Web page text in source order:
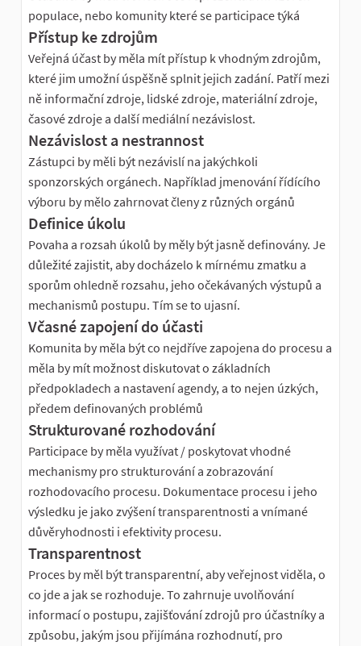
populace, nebo komunity které se participace týká
Přístup ke zdrojům
Veřejná účast by měla mít přístup k vhodným zdrojům,
které jim umožní úspěšně splnit jejich zadání. Patří mezi
ně informační zdroje, lidské zdroje, materiální zdroje,
časové zdroje a další mediální nezávislost.
Nezávislost a nestrannost
Zástupci by měli být nezávislí na jakýchkoli
sponzorských orgánech. Například jmenování řídícího
výboru by mělo zahrnovat členy z různých orgánů
Definice úkolu
Povaha a rozsah úkolů by měly být jasně definovány. Je
důležité zajistit, aby docházelo k mírnému zmatku a
sporům ohledně rozsahu, jeho očekávaných výstupů a
mechanismů postupu. Tím se to ujasní.
Včasné zapojení do účasti
Komunita by měla být co nejdříve zapojena do procesu a
měla by mít možnost diskutovat o základních
předpokladech a nastavení agendy, a to nejen úzkých,
předem definovaných problémů
Strukturované rozhodování
Participace by měla využívat / poskytovat vhodné
mechanismy pro strukturování a zobrazování
rozhodovacího procesu. Dokumentace procesu i jeho
výsledku je jako zvýšení transparentnosti a vnímané
důvěryhodnosti i efektivity procesu.
Transparentnost
Proces by měl být transparentní, aby veřejnost viděla, o
co jde a jak se rozhoduje. To zahrnuje uvolňování
informací o postupu, zajišťování zdrojů pro účastníky a
způsobu, jakým jsou přijímána rozhodnutí, pro